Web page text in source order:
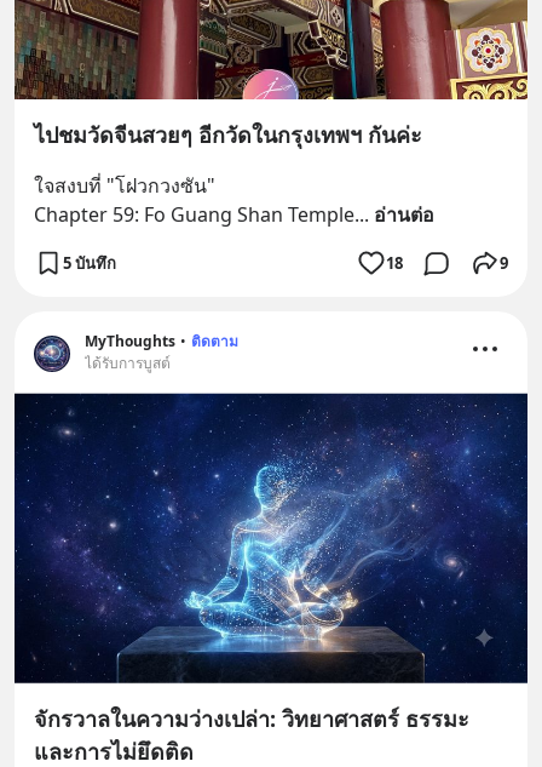
ไปชมวัดจีนสวยๆ อีกวัดในกรุงเทพฯ กันค่ะ
ใจสงบที่ "โฝวกวงซัน"
Chapter 59: Fo Guang Shan Temple... อ่านต่อ
5 บันทึก 18 9
MyThoughts • ติดตาม
ได้รับการบูสต์
จักรวาลในความว่างเปล่า: วิทยาศาสตร์ ธรรมะ
และการไม่ยึดติด